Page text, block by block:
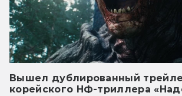
Вышел дублированный
корейского НФ-триллера